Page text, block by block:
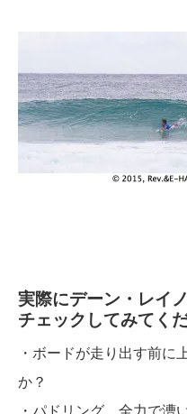
実際にデーン・レイ
チェックしてみてく
・ボードが走り出す前に
か？